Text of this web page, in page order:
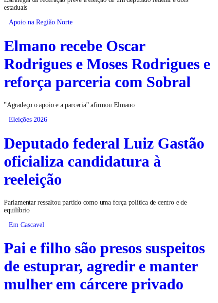
estaduais
Apoio na Região Norte
Elmano recebe Oscar
Rodrigues e Moses Rodrigues e
reforça parceria com Sobral
"Agradeço o apoio e a parceria" afirmou Elmano
Eleições 2026
Deputado federal Luiz Gastão
oficializa candidatura à
reeleição
Parlamentar ressaltou partido como uma força política de centro e de
equilíbrio
Em Cascavel
Pai e filho são presos suspeitos
de estuprar, agredir e manter
mulher em cárcere privado